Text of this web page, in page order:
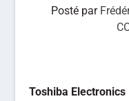
Posté par
Toshiba Electronics